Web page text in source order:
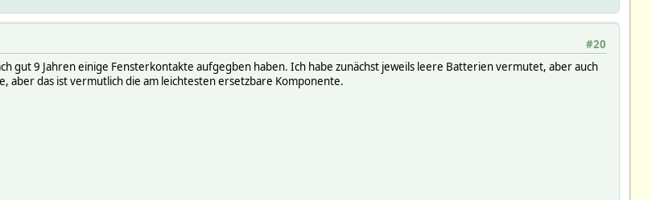
#20
gut 9 Jahren einige Fensterkontakte aufgegben haben. Ich habe zunächst jeweils leere Batterien vermutet, aber auch
aber das ist vermutlich die am leichtesten ersetzbare Komponente.